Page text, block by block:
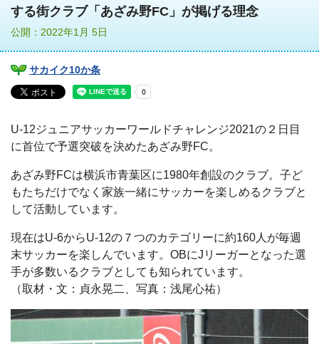
する街クラブ「あざみ野FC」が掲げる理念
公開：2022年1月 5日
サカイク10か条
U-12ジュニアサッカーワールドチャレンジ2021の２日目
に首位で予選突破を決めたあざみ野FC。
あざみ野FCは横浜市青葉区に1980年創設のクラブ。子ど
もたちだけでなく家族一緒にサッカーを楽しめるクラブと
して活動しています。
現在はU-6からU-12の７つのカテゴリーに約160人が毎週
末サッカーを楽しんでいます。OBにJリーガーとなった選
手が多数いるクラブとしても知られています。
（取材・文：貞永晃二、写真：浅尾心祐）